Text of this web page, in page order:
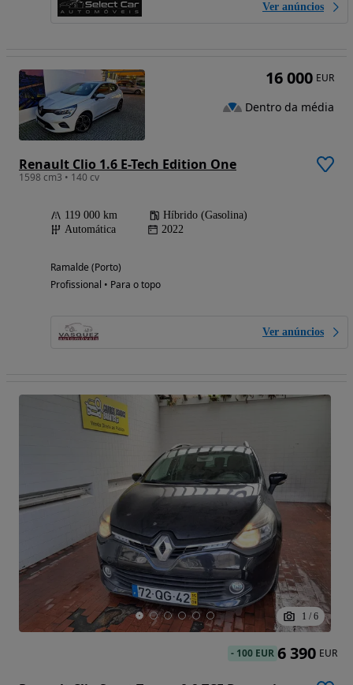
Ver anúncios
Renault Clio 1.6 E-Tech Edition One
1598 cm3 • 140 cv
119 000 km
Híbrido (Gasolina)
Automática
2022
Ramalde (Porto)
Profissional • Para o topo
Ver anúncios
16 000 EUR
Dentro da média
1 / 6
- 100 EUR 6 390 EUR